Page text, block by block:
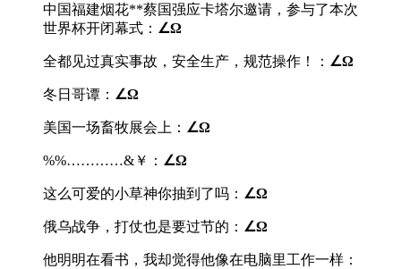
中国福建烟花**蔡国强应卡塔尔邀请，参与了本次
世界杯开闭幕式： ∠Ω
全都见过真实事故，安全生产，规范操作！： ∠Ω
冬日哥谭： ∠Ω
美国一场畜牧展会上： ∠Ω
%%…………&￥： ∠Ω
这么可爱的小草神你抽到了吗： ∠Ω
俄乌战争，打仗也是要过节的： ∠Ω
他明明在看书，我却觉得他像在电脑里工作一样：